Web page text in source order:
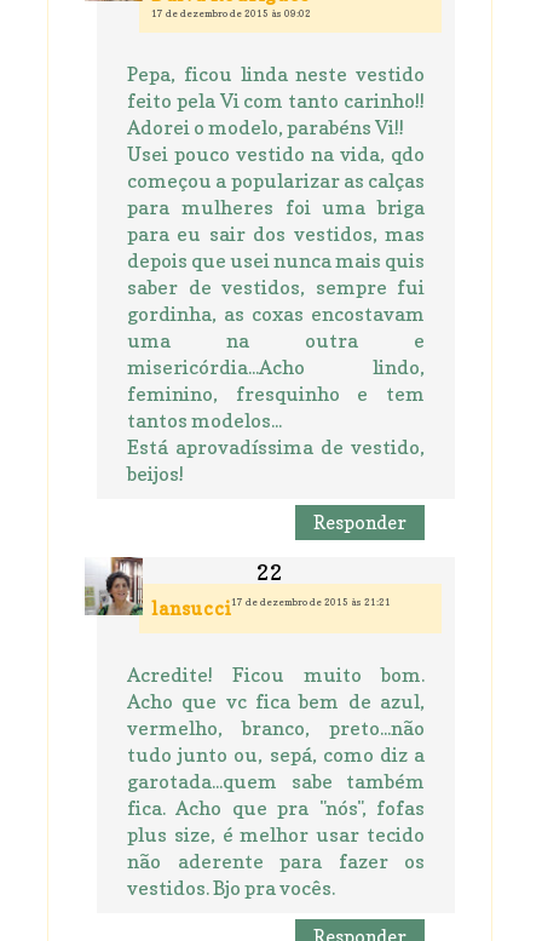
17 de dezembro de 2015 às 09:02
Pepa, ficou linda neste vestido
feito pela Vi com tanto carinho!!
Adorei o modelo, parabéns Vi!!
Usei pouco vestido na vida, qdo
começou a popularizar as calças
para mulheres foi uma briga
para eu sair dos vestidos, mas
depois que usei nunca mais quis
saber de vestidos, sempre fui
gordinha, as coxas encostavam
uma na outra e
misericórdia...Acho lindo,
feminino, fresquinho e tem
tantos modelos...
Está aprovadíssima de vestido,
beijos!
Responder
lansucci17 de dezembro de 2015 às 21:21
Acredite! Ficou muito bom.
Acho que vc fica bem de azul,
vermelho, branco, preto...não
tudo junto ou, sepá, como diz a
garotada...quem sabe também
fica. Acho que pra "nós", fofas
plus size, é melhor usar tecido
não aderente para fazer os
vestidos. Bjo pra vocês.
Responder